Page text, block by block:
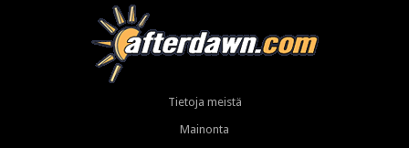
Tietoja meistä
Mainonta